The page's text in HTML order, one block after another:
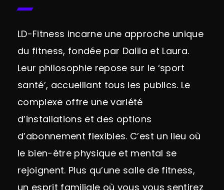
LD-Fitness incarne une approche unique
du fitness, fondée par Dalila et Laura.
Leur philosophie repose sur le ‘sport
santé’, accueillant tous les publics. Le
complexe offre une variété
d’installations et des options
d’abonnement flexibles. C’est un lieu où
le bien-être physique et mental se
rejoignent. Plus qu’une salle de fitness,
un esprit familiale où vous vous sentirez